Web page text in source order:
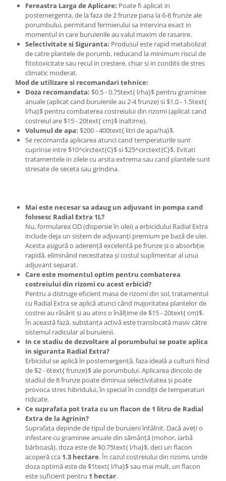
Plase plante
Pompa de apa curata/murdara
Pompa de stropit
Raticide
Spray si intretinere
Vinificatie
Lichidare STOC
Produse Bricolaj
Acumulatori si Incarcatoare
Baros / Ciocan / Topor
Centuri/chingi
Chei fixe
Cleste
Colier / Faseta
Consumabile motofierastrau
drujba
Demarouri drujba
Discuri debitare
Discuri motocoasa
Diverse
Feronerie si accesorii
Fierastraie manuale
Fire motocoasa
Flexuri si Polizoare
Gresor / Decalimetru
Hranitoare/ Adapatoare
Lama motofierastrau / drujba
Lant motofierastrau / drujba
Fereastra Larga de Aplicare: Poate fi aplicat in
postemergenta, de la faza de 2 frunze pana la 6-8 frunze ale
porumbului, permitand fermierului sa intervina exact in
momentul in care buruienile au valul maxim de rasarire.
Selectivitate si Siguranta: Produsul este rapid metabolizat
de catre plantele de porumb, reducand la minimum riscul de
fitotoxicitate sau recul in crestere, chiar si in conditii de stres
climatic moderat.
Mod de utilizare si recomandari tehnice:
Doza recomandata: $0.5 - 0.75text{ l/ha}$ pentru graminee
anuale (aplicat cand buruienile au 2-4 frunze) si $1.0 - 1.5text{
l/ha}$ pentru combaterea costreiului din rizomi (aplicat cand
costreiul are $15 - 20text{ cm}$ inaltime).
Volumul de apa: $200 - 400text{ litri de apa/ha}$.
Se recomanda aplicarea atunci cand temperaturile sunt
cuprinse intre $10^circtext{C}$ si $25^circtext{C}$. Evitati
tratamentele in zilele cu arsita extrema sau cand plantele sunt
stresate de seceta sau grindina.
Mai este necesar sa adaug un adjuvant in pompa cand
folosesc Radial Extra 1L?
Nu, formularea OD (dispersie în ulei) a erbicidului Radial Extra
include deja un sistem de adjuvanți premium pe bază de ulei.
Acesta asigură o aderență excelentă pe frunze și o absorbție
rapidă, eliminând necesitatea și costul suplimentar al unui
adjuvant separat.
Care este momentul optim pentru combaterea
costreiului din rizomi cu acest erbicid?
Pentru a distruge eficient masa de rizomi din sol, tratamentul
cu Radial Extra se aplică atunci când majoritatea plantelor de
costrei au răsărit și au atins o înălțime de $15 - 20text{ cm}$.
În această fază, substanța activă este translocată masiv către
sistemul radicular al buruienii.
In ce stadiu de dezvoltare al porumbului se poate aplica
in siguranta Radial Extra?
Erbicidul se aplică în postemergență, faza ideală a culturii fiind
de $2 - 6text{ frunze}$ ale porumbului. Aplicarea dincolo de
stadiul de 8 frunze poate diminua selectivitatea și poate
provoca stres hibridului, în special în condiții de temperaturi
ridicate.
Ce suprafata pot trata cu un flacon de 1 litru de Radial
Extra de la Agrinin?
Suprafața depinde de tipul de buruieni întâlnit. Dacă aveți o
infestare cu graminee anuale din sămânță (mohor, iarbă
bărboasă), doza este de $0.75text{ l/ha}$, deci un flacon
acoperă cca 1.3 hectare. În cazul costreiului din rizomi, unde
doza optimă este de $1text{ l/ha}$ sau mai mult, un flacon
este suficient pentru 1 hectar.